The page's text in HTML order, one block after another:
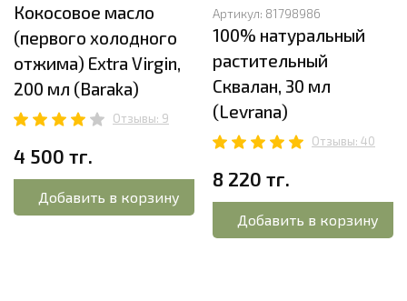
Кокосовое масло
(первого холодного
отжима) Extra Virgin,
200 мл (Baraka)
Отзывы: 9
4 500 тг.
Добавить в корзину
Артикул: 81798986
100% натуральный
растительный
Сквалан, 30 мл
(Levrana)
Отзывы: 40
8 220 тг.
Добавить в корзину